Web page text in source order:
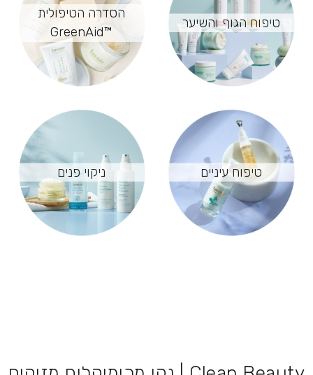
טיפוח הגוף והשיער
הסדרה הטיפולית
™GreenAid
טיפוח עיניים ניקוי פנים